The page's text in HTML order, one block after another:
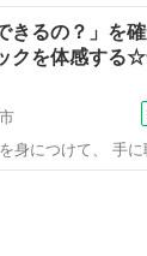
物の癒す技術”を
ます。 －受講できる講座－
きるの？」を
クを体感する
身につけて、 手